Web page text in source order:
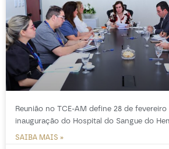
Reunião no TCE-AM define 28 de
inauguração do Hospital do Sangue do
SAIBA MAIS »